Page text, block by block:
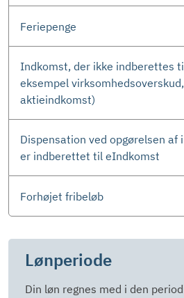
Feriepenge
Indkomst, der ikke indberettes
eksempel
aktieindkomst)
Dispensation ved opgørelsen af
er indberettet til eIndkomst
Forhøjet fribeløb
Lønperiode
Din løn regnes med i den